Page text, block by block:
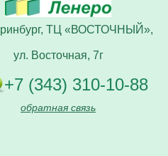
ТЦ «ВОСТОЧНЫЙ»,
ул. Восточная, 7г
+7 (343) 310-10-88
обратная связь